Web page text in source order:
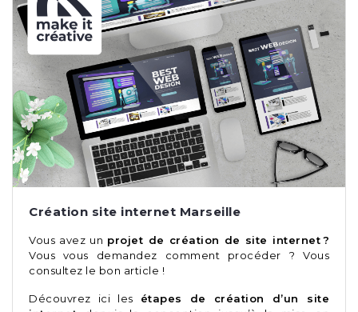
Création site internet Marseille
Vous avez un projet de création de site internet ?
Vous vous demandez comment procéder ? Vous
consultez le bon article !
Découvrez ici les étapes de création d’un site